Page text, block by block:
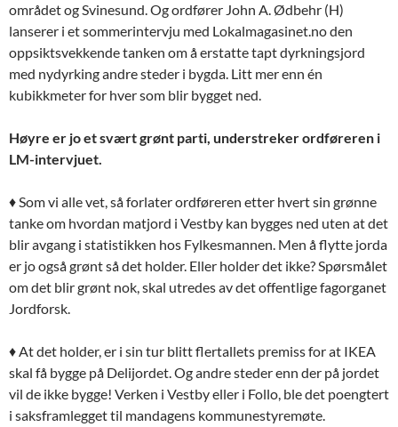
området og Svinesund. Og ordfører John A. Ødbehr (H)
lanserer i et sommerintervju med Lokalmagasinet.no den
oppsiktsvekkende tanken om å erstatte tapt dyrkningsjord
med nydyrking andre steder i bygda. Litt mer enn én
kubikkmeter for hver som blir bygget ned.
Høyre er jo et svært grønt parti, understreker ordføreren i
LM-intervjuet.
♦ Som vi alle vet, så forlater ordføreren etter hvert sin grønne
tanke om hvordan matjord i Vestby kan bygges ned uten at det
blir avgang i statistikken hos Fylkesmannen. Men å flytte jorda
er jo også grønt så det holder. Eller holder det ikke? Spørsmålet
om det blir grønt nok, skal utredes av det offentlige fagorganet
Jordforsk.
♦ At det holder, er i sin tur blitt flertallets premiss for at IKEA
skal få bygge på Delijordet. Og andre steder enn der på jordet
vil de ikke bygge! Verken i Vestby eller i Follo, ble det poengtert
i saksframlegget til mandagens kommunestyremøte.